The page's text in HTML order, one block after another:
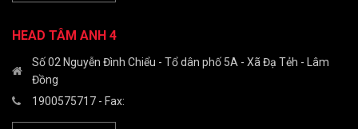
HEAD TÂM ANH 4
Số 02 Nguyễn Đình Chiểu - Tổ dân phố 5A - Xã Đạ Tẻh - Lâm
Đồng
1900575717 - Fax: